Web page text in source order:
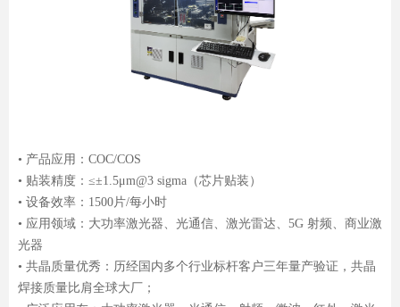
• 产品应用：COC/COS
• 贴装精度：≤±1.5μm@3 sigma（芯片贴装）
• 设备效率：1500片/每小时
• 应用领域：大功率激光器、光通信、激光雷达、5G 射频、商业激
光器
• 共晶质量优秀：历经国内多个行业标杆客户三年量产验证，共晶
焊接质量比肩全球大厂；